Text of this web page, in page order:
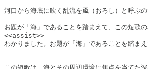
河口から海底に吹く乱流を颪（おろし）と呼ぶ
お題が「海」であることを踏まえて、この短歌
<<assist>>
わかりました。お題が「海」であることを踏ま
この短歌は、海とその周辺環境に焦点を当てた